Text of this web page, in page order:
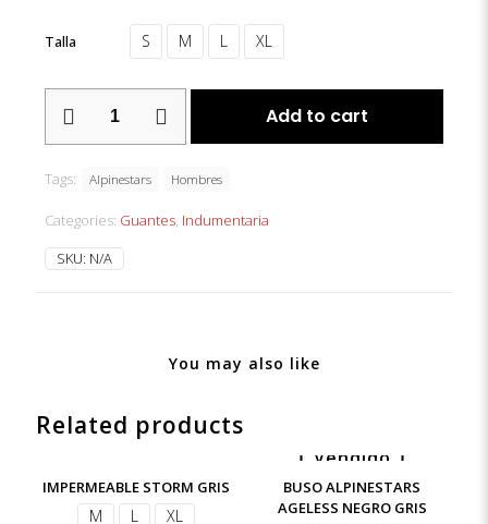
Talla S M L XL
ALPINESTARS
ROJO
quantity
Add to cart
Tags: Alpinestars Hombres
Categories: Guantes, Indumentaria
SKU: N/A
You may also like
Related products
IMPERMEABLE STORM GRIS
M L XL
Vendido
BUSO ALPINESTARS
AGELESS NEGRO GRIS